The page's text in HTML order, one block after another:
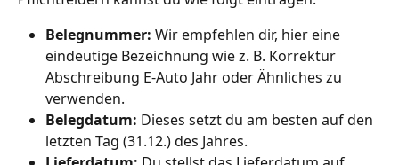
Belegnummer: Wir empfehlen dir, hier eine
eindeutige Bezeichnung wie z. B. Korrektur
Abschreibung E-Auto Jahr oder Ähnliches zu
verwenden.
Belegdatum: Dieses setzt du am besten auf den
letzten Tag (31.12.) des Jahres.